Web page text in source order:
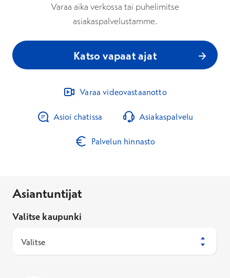
Varaa aika verkossa tai puhelimitse
asiakaspalvelustamme.
Katso vapaat ajat
Varaa videovastaanotto
Asioi chatissa Asiakaspalvelu
Palvelun hinnasto
Asiantuntijat
Valitse kaupunki
Valitse